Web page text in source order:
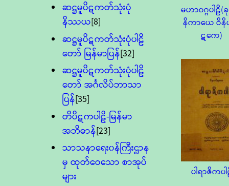
ဆဋ္ဌမူပိဋကတ်သုံးပုံ
နိဿယ[8]
ဆဋ္ဌမူပိဋကတ်သုံးပုံပါဠိ
တော် မြန်မာပြန်[32]
ဆဋ္ဌမူပိဋကတ်သုံးပုံပါဠိ
တော် အင်္ဂလိပ်ဘာသာ
ပြန်[35]
တိပိဋကပါဠိ-မြန်မာ
အဘိဓာန်[23]
သာသနာရေး၀န်ကြီးဌာန
မှ ထုတ်ဝေသော စာအုပ်
များ
မဟာ၀ဂ္ဂပါဠိ(
နိကာယေ ဝိ
ဋကေ)
ပါရာဇိကပ